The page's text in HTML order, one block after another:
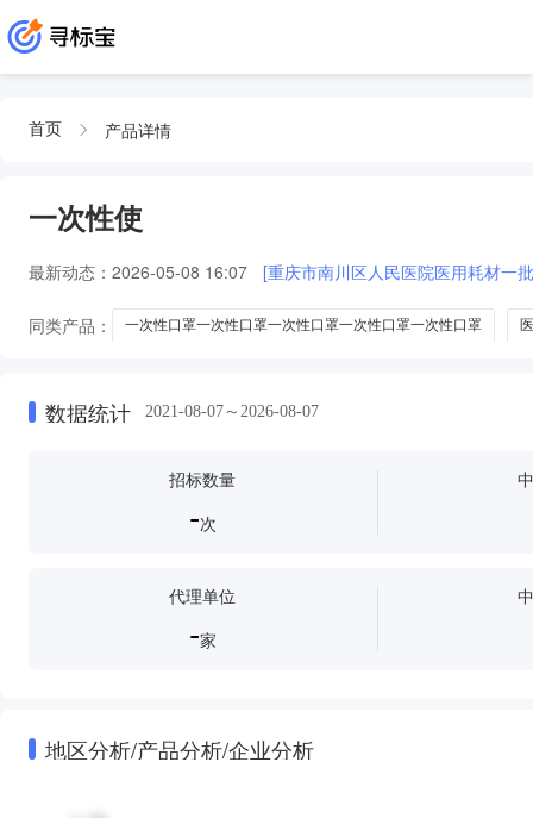
首页 产品详情
一次性使
最新动态： 2026-05-08 16:07 [重庆市南川区人民医院医用耗材一
同类产品： 一次性口罩一次性口罩一次性口罩一次性口罩一次性口罩
数据统计 2021-08-07～2026-08-07
招标数量
-次
代理单位
-家
地区分析/产品分析/企业分析